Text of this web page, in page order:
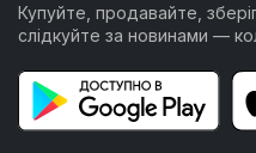
Купуйте, продавайте,
слідкуйте за новинами —